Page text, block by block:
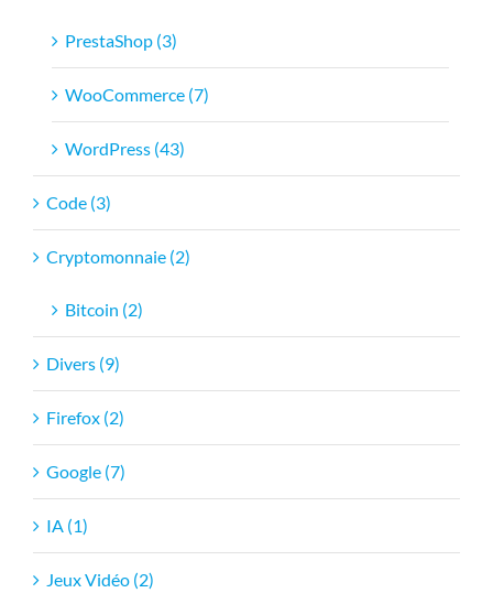
PrestaShop (3)
WooCommerce (7)
WordPress (43)
Code (3)
Cryptomonnaie (2)
Bitcoin (2)
Divers (9)
Firefox (2)
Google (7)
IA (1)
Jeux Vidéo (2)